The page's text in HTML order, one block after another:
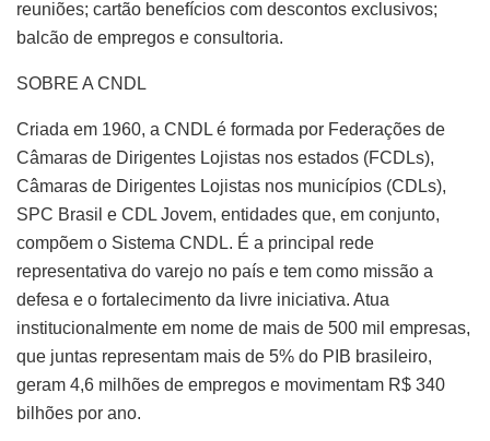
reuniões; cartão benefícios com descontos exclusivos;
balcão de empregos e consultoria.
SOBRE A CNDL
Criada em 1960, a CNDL é formada por Federações de
Câmaras de Dirigentes Lojistas nos estados (FCDLs),
Câmaras de Dirigentes Lojistas nos municípios (CDLs),
SPC Brasil e CDL Jovem, entidades que, em conjunto,
compõem o Sistema CNDL. É a principal rede
representativa do varejo no país e tem como missão a
defesa e o fortalecimento da livre iniciativa. Atua
institucionalmente em nome de mais de 500 mil empresas,
que juntas representam mais de 5% do PIB brasileiro,
geram 4,6 milhões de empregos e movimentam R$ 340
bilhões por ano.